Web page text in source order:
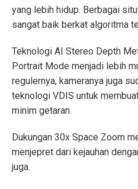
yang lebih hidup. Berbagai
sangat baik berkat algoritma
Teknologi AI Stereo Depth
Portrait Mode menjadi lebih
regulernya, kameranya juga
teknologi VDIS untuk
minim getaran.
Dukungan 30x Space Zoom
menjepret dari kejauhan
juga.